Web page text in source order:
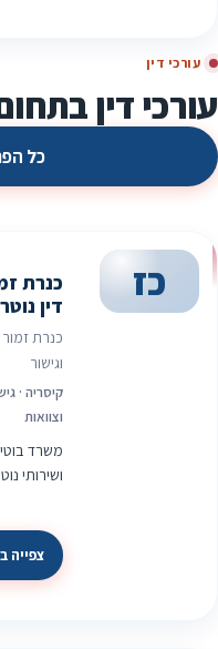
עורכי דין
עורכי דין
כל
כז
כנרת
דין
כנרת זמור
וגישור
קיסריה ·
וצוואות
משרד
ושירותי
צפייה